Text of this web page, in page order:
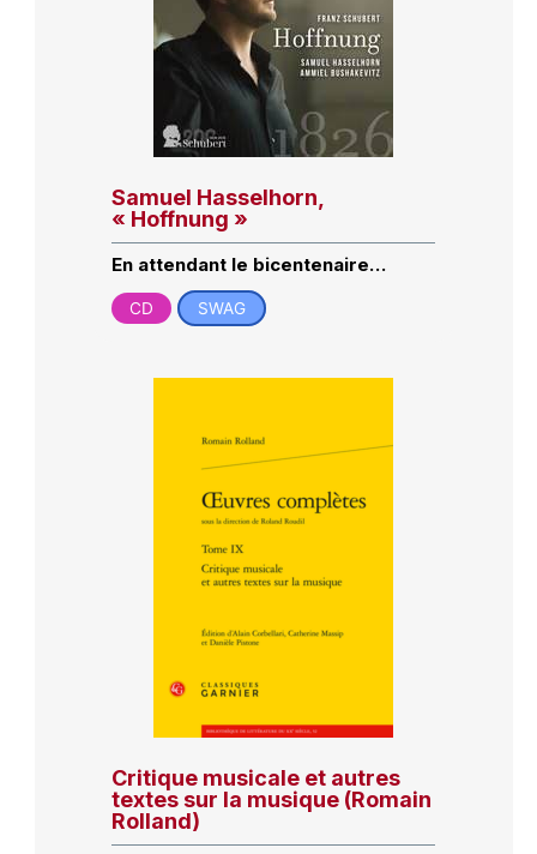
Samuel Hasselhorn,
« Hoffnung »
En attendant le bicentenaire…
CD SWAG
Critique musicale et autres
textes sur la musique (Romain
Rolland)